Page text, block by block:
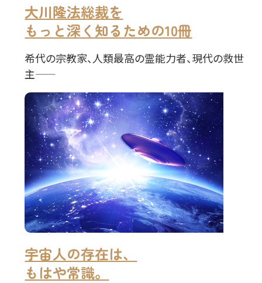
大川隆法総裁を
もっと深く知るための10冊
希代の宗教家、人類最高の霊能力者、現代の救世
主――
宇宙人の存在は、
もはや常識。